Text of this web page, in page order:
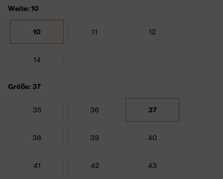
Weite: 10
10 11 12
14
Größe: 37
35 36 37
38 39 40
41 42 43